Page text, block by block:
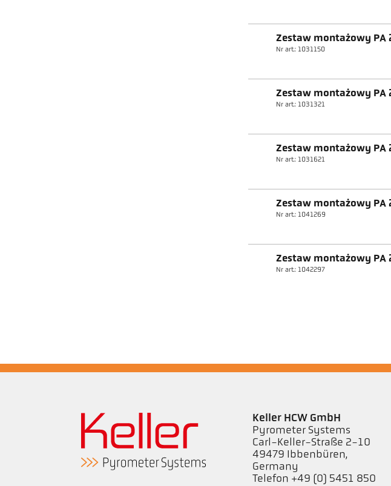
Zestaw montażowy PA
Nr art.: 1031150
Zestaw montażowy PA
Nr art.: 1031321
Zestaw montażowy PA
Nr art.: 1031621
Zestaw montażowy PA
Nr art.: 1041269
Zestaw montażowy PA
Nr art.: 1042297
Keller HCW GmbH
Pyrometer Systems
Carl-Keller-Straße 2-10
49479 Ibbenbüren,
Germany
Telefon +49 (0) 5451 850